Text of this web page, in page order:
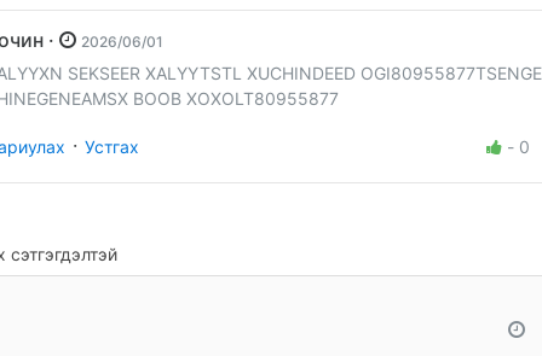
Зочин · 2026/06/01
SEKSEER XALYYTSTL XUCHINDEED
BOOB XOXOLT80955877
· Устгах - 0